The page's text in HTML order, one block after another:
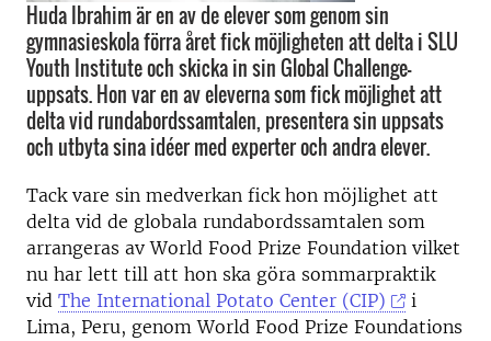
Huda Ibrahim är en av de elever som genom sin
gymnasieskola förra året fick möjligheten att delta i SLU
Youth Institute och skicka in sin Global Challenge-
uppsats. Hon var en av eleverna som fick möjlighet att
delta vid rundabordssamtalen, presentera sin uppsats
och utbyta sina idéer med experter och andra elever.
Tack vare sin medverkan fick hon möjlighet att
delta vid de globala rundabordssamtalen som
arrangeras av World Food Prize Foundation vilket
nu har lett till att hon ska göra sommarpraktik
vid The International Potato Center (CIP)
i
Lima, Peru, genom World Food Prize Foundations